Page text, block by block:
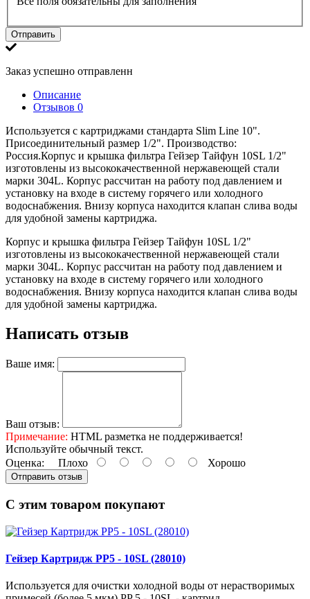
Отправить
Заказ успешно отправленн
Описание
Отзывов 0
Используется с картриджами стандарта Slim Line 10".
Присоединительный размер 1/2". Производство:
Россия.Корпус и крышка фильтра Гейзер Тайфун 10SL 1/2"
изготовлены из высококачественной нержавеющей стали
марки 304L. Корпус рассчитан на работу под давлением и
установку на входе в систему горячего или холодного
водоснабжения. Внизу корпуса находится клапан слива воды
для удобной замены картриджа.
Корпус и крышка фильтра Гейзер Тайфун 10SL 1/2"
изготовлены из высококачественной нержавеющей стали
марки 304L. Корпус рассчитан на работу под давлением и
установку на входе в систему горячего или холодного
водоснабжения. Внизу корпуса находится клапан слива воды
для удобной замены картриджа.
Написать отзыв
Ваше имя:
Ваш отзыв:
Примечание: HTML разметка не поддерживается!
Используйте обычный текст.
Оценка: Плохо Хорошо
Отправить отзыв
С этим товаром покупают
Гейзер Картридж PP5 - 10SL (28010)
Используется для очистки холодной воды от нерастворимых